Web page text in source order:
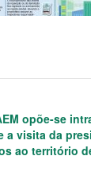
opõe-se
a visita da
ao território